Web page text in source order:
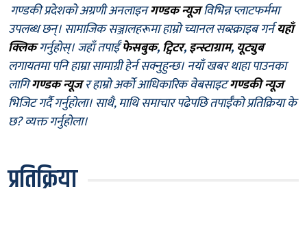
गण्डकी प्रदेशको अग्रणी अनलाइनगण्डक न्यूजविभिन्न प्लाटफर्ममा
उपलब्ध छन्। सामाजिक सञ्जालहरूमा हाम्रो च्यानल सब्स्क्राइब गर्नयहाँ
क्लिकगर्नुहोस्। जहाँ तपाईँफेसबुक,ट्विटर,इन्स्टाग्राम, यूट्युब
लगायतमा पनि हाम्रा सामाग्री हेर्न सक्नुहुन्छ। नयाँ खबर थाहा पाउनका
लागिगण्डक न्यूजर हाम्रो अर्को आधिकारिक वेबसाइटगण्डकी न्यूज
भिजिट गर्दै गर्नुहोला। साथै, माथि समाचार पढेपछि तपाईँको प्रतिक्रिया के
छ? व्यक्त गर्नुहोला।
प्रतिक्रिया